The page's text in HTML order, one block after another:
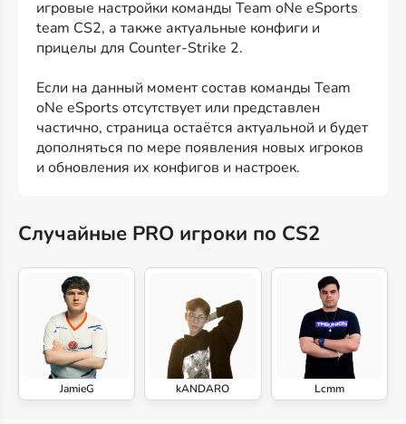
игровые настройки команды Team oNe eSports
team CS2, а также актуальные конфиги и
прицелы для Counter-Strike 2.
Если на данный момент состав команды Team
oNe eSports отсутствует или представлен
частично, страница остаётся актуальной и будет
дополняться по мере появления новых игроков
и обновления их конфигов и настроек.
Случайные PRO игроки по CS2
JamieG kANDARO Lcmm